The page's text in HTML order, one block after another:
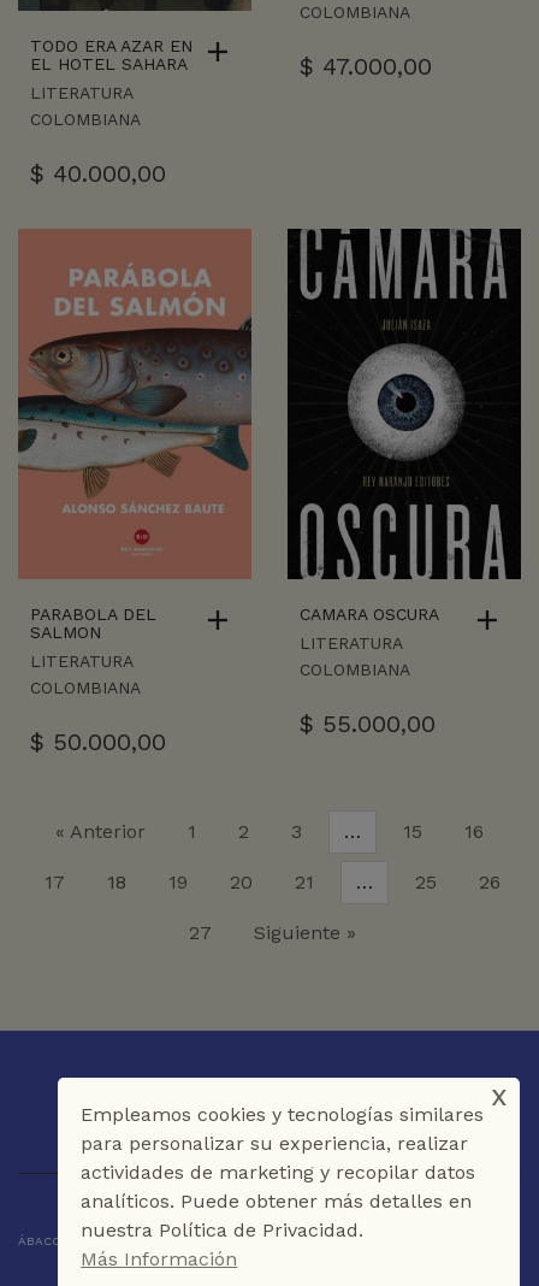
TODO ERA AZAR EN
EL HOTEL SAHARA
LITERATURA
COLOMBIANA
$ 40.000,00
COLOMBIANA
$ 47.000,00
PARABOLA DEL
SALMON
LITERATURA
COLOMBIANA
$ 50.000,00
CAMARA OSCURA
LITERATURA
COLOMBIANA
$ 55.000,00
« Anterior 1 2 3 … 15 16
17 18 19 20 21 … 25 26
27 Siguiente »
ÁBACO LIBROS Y CAFÉ © 2025 CARTAGENA DE INDIAS - COLOMBIA
Empleamos cookies y tecnologías similares
para personalizar su experiencia, realizar
actividades de marketing y recopilar datos
analíticos. Puede obtener más detalles en
nuestra Política de Privacidad.
Más Información
x